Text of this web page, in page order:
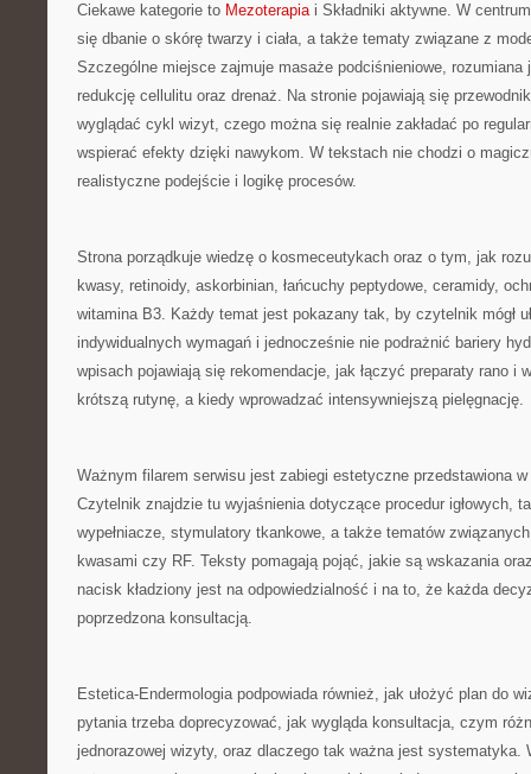
Ciekawe kategorie to Mezoterapia i Składniki aktywne. W
się dbanie o skórę twarzy i ciała, a także tematy związane z
Szczególne miejsce zajmuje masaże podciśnieniowe, rozumiana
redukcję cellulitu oraz drenaż. Na stronie pojawiają się
wyglądać cykl wizyt, czego można się realnie zakładać po
wspierać efekty dzięki nawykom. W tekstach nie chodzi o
realistyczne podejście i logikę procesów.
Strona porządkuje wiedzę o kosmeceutykach oraz o tym, jak
kwasy, retinoidy, askorbinian, łańcuchy peptydowe, ceramidy,
witamina B3. Każdy temat jest pokazany tak, by czytelnik mógł
indywidualnych wymagań i jednocześnie nie podrażnić bariery
wpisach pojawiają się rekomendacje, jak łączyć preparaty rano i
krótszą rutynę, a kiedy wprowadzać intensywniejszą pielęgnację.
Ważnym filarem serwisu jest zabiegi estetyczne przedstawiona
Czytelnik znajdzie tu wyjaśnienia dotyczące procedur igłowych,
wypełniacze, stymulatory tkankowe, a także tematów
kwasami czy RF. Teksty pomagają pojąć, jakie są wskazania
nacisk kładziony jest na odpowiedzialność i na to, że każda
poprzedzona konsultacją.
Estetica-Endermologia podpowiada również, jak ułożyć plan do
pytania trzeba doprecyzować, jak wygląda konsultacja, czym
jednorazowej wizyty, oraz dlaczego tak ważna jest systematyka.